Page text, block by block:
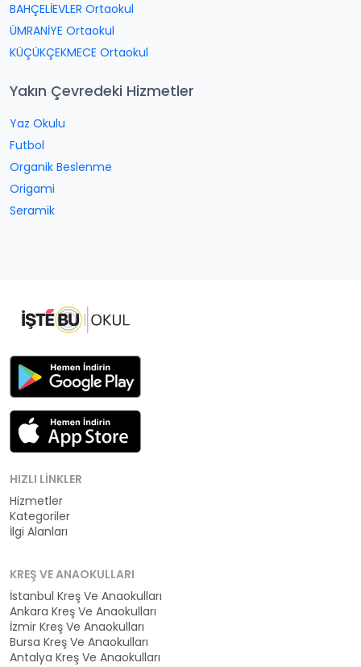
BAHÇELİEVLER Ortaokul
ÜMRANİYE Ortaokul
KÜÇÜKÇEKMECE Ortaokul
Yakın Çevredeki Hizmetler
Yaz Okulu
Futbol
Organik Beslenme
Origami
Seramik
HIZLI LINKLER
Hizmetler
Kategoriler
İlgi Alanları
KREŞ VE ANAOKULLARI
İstanbul Kreş Ve Anaokulları
Ankara Kreş Ve Anaokulları
İzmir Kreş Ve Anaokulları
Bursa Kreş Ve Anaokulları
Antalya Kreş Ve Anaokulları